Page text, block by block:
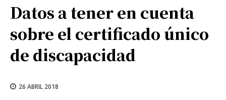
Datos a tener en cuenta
sobre el certificado único
de discapacidad
26 ABRIL 2018